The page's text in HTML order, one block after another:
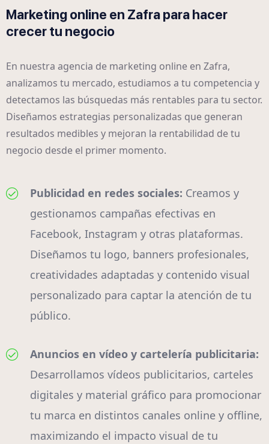
Marketing online en Zafra para hacer
crecer tu negocio
En nuestra agencia de marketing online en Zafra,
analizamos tu mercado, estudiamos a tu competencia y
detectamos las búsquedas más rentables para tu sector.
Diseñamos estrategias personalizadas que generan
resultados medibles y mejoran la rentabilidad de tu
negocio desde el primer momento.
Publicidad en redes sociales: Creamos y
gestionamos campañas efectivas en
Facebook, Instagram y otras plataformas.
Diseñamos tu logo, banners profesionales,
creatividades adaptadas y contenido visual
personalizado para captar la atención de tu
público.
Anuncios en vídeo y cartelería publicitaria:
Desarrollamos vídeos publicitarios, carteles
digitales y material gráfico para promocionar
tu marca en distintos canales online y offline,
maximizando el impacto visual de tu